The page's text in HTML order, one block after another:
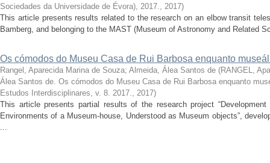
Sociedades da Universidade de Évora), 2017., 2017)
This article presents results related to the research on an elbow transit
Bamberg, and belonging to the MAST (Museum of Astronomy and Related
Os cómodos do Museu Casa de Rui Barbosa enquanto
Rangel, Aparecida Marina de Souza; Almeida, Álea Santos de (RANGEL,
Álea Santos de. Os cómodos do Museu Casa de Rui Barbosa enquanto
Estudos Interdisciplinares, v. 8. 2017., 2017)
This article presents partial results of the research project
Environments of a Museum-house, Understood as Museum objects”,
...